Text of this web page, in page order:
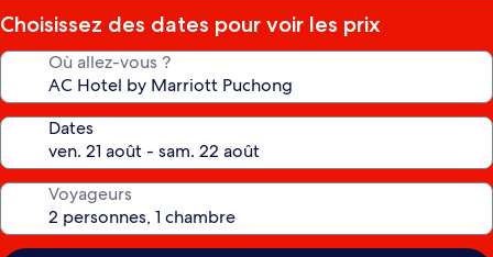
Choisissez des dates pour voir les prix
Où allez-vous ?
Dates
Voyageurs